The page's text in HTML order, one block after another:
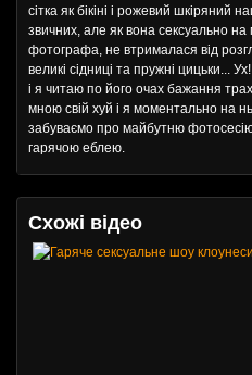
сітка як бікіні і рожевий шкіряний
звичних, але як вона сексуально
фотографа, не втрималася від
великі сідниці та пружні цицьки...
і я читаю по його очах бажання
мною свій хуй і я моментально на
забуваємо про майбутню
гарячою еблею.
Схожі відео